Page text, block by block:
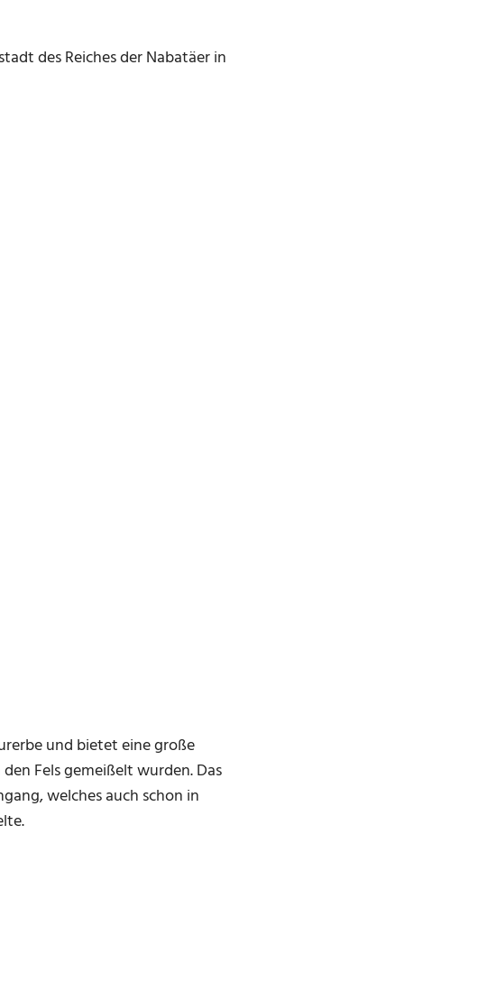
des Reiches der Nabatäer in
und bietet eine große
Fels gemeißelt wurden. Das
welches auch schon in